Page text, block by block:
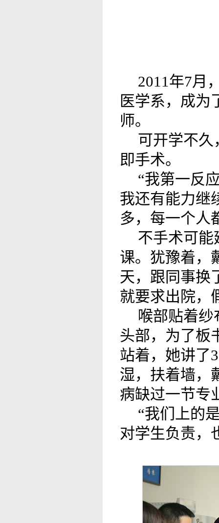
2011年7月
医学系，成为
师。
可开学不久
即手术。
“我第一反
我还有能力继
多，每一个人
不手术可能
课。犹豫着，
天，跟同事换
就要求出院，
喉部贴着
头部，为了板
站着，她讲了
湿，扶着墙，
病缺过一节专
“我们上的
对学生负责，